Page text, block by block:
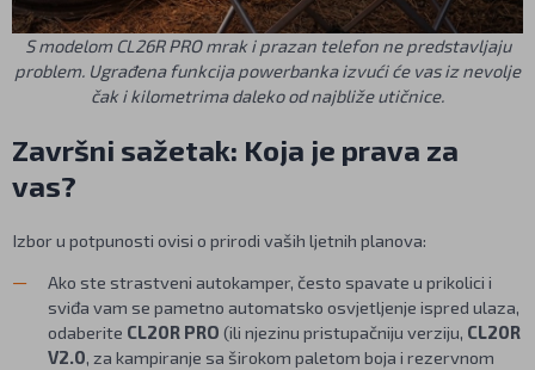
S modelom CL26R PRO mrak i prazan telefon ne predstavljaju
problem. Ugrađena funkcija powerbanka izvući će vas iz nevolje
čak i kilometrima daleko od najbliže utičnice.
Završni sažetak: Koja je prava za
vas?
Izbor u potpunosti ovisi o prirodi vaših ljetnih planova:
Ako ste strastveni autokamper, često spavate u prikolici i
sviđa vam se pametno automatsko osvjetljenje ispred ulaza,
odaberite CL20R PRO (ili njezinu pristupačniju verziju, CL20R
V2.0, za kampiranje sa širokom paletom boja i rezervnom